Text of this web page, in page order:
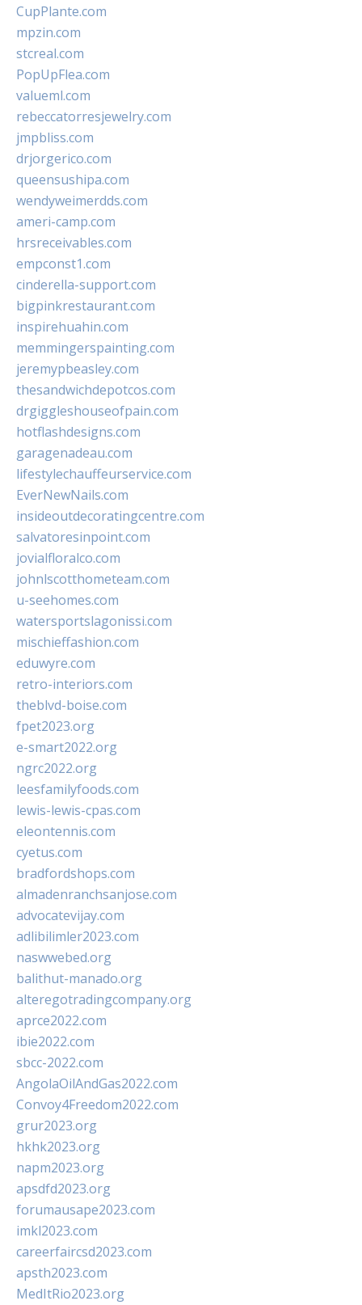
CupPlante.com
mpzin.com
stcreal.com
PopUpFlea.com
valueml.com
rebeccatorresjewelry.com
jmpbliss.com
drjorgerico.com
queensushipa.com
wendyweimerdds.com
ameri-camp.com
hrsreceivables.com
empconst1.com
cinderella-support.com
bigpinkrestaurant.com
inspirehuahin.com
memmingerspainting.com
jeremypbeasley.com
thesandwichdepotcos.com
drgiggleshouseofpain.com
hotflashdesigns.com
garagenadeau.com
lifestylechauffeurservice.com
EverNewNails.com
insideoutdecoratingcentre.com
salvatoresinpoint.com
jovialfloralco.com
johnlscotthometeam.com
u-seehomes.com
watersportslagonissi.com
mischieffashion.com
eduwyre.com
retro-interiors.com
theblvd-boise.com
fpet2023.org
e-smart2022.org
ngrc2022.org
leesfamilyfoods.com
lewis-lewis-cpas.com
eleontennis.com
cyetus.com
bradfordshops.com
almadenranchsanjose.com
advocatevijay.com
adlibilimler2023.com
naswwebed.org
balithut-manado.org
alteregotradingcompany.org
aprce2022.com
ibie2022.com
sbcc-2022.com
AngolaOilAndGas2022.com
Convoy4Freedom2022.com
grur2023.org
hkhk2023.org
napm2023.org
apsdfd2023.org
forumausape2023.com
imkl2023.com
careerfaircsd2023.com
apsth2023.com
MedItRio2023.org